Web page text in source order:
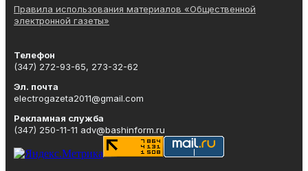
Правила использования материалов «Общественной
электронной газеты»
Телефон
(347) 272-93-65, 273-32-62
Эл. почта
electrogazeta2011@gmail.com
Рекламная служба
(347) 250-11-11 adv@bashinform.ru